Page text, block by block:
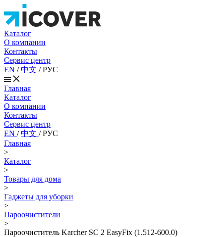
Каталог
О компании
Контакты
Сервис центр
EN /中文 /РУС
Главная
Каталог
О компании
Контакты
Сервис центр
EN /中文 /РУС
Главная
>
Каталог
>
Товары для дома
>
Гаджеты для уборки
>
Пароочистители
>
Пароочиститель Karcher SC 2 EasyFix (1.512-600.0)